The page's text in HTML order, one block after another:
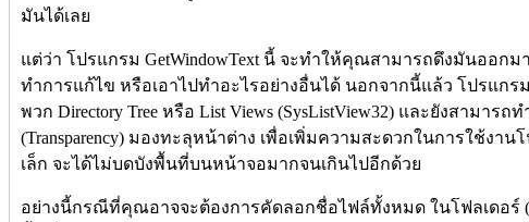
มันได้เลย
แต่ว่า โปรแกรม GetWindowText นี้ จะทำให้คุณสามารถดึงมันออก
ทำการแก้ไข หรือเอาไปทำอะไรอย่างอื่นได้ นอกจากนี้แล้ว โปรแก
พวก Directory Tree หรือ List Views (SysListView32) และยังสามาร
(Transparency) มองทะลุหน้าต่าง เพื่อเพิ่มความสะดวกในการใช้ง
เล็ก จะได้ไม่บดบังพื้นที่บนหน้าจอมากจนเกินไปอีกด้วย
อย่างนี้กรณีที่คุณอาจจะต้องการคัดลอกชื่อไฟล์ทั้งหมด ในโฟลเดอร์